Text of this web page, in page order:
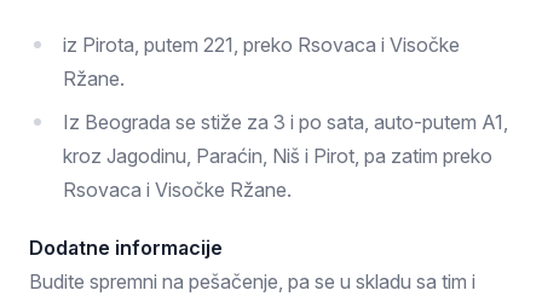
iz Pirota, putem 221, preko Rsovaca i Visočke
Ržane.
Iz Beograda se stiže za 3 i po sata, auto-putem A1,
kroz Jagodinu, Paraćin, Niš i Pirot, pa zatim preko
Rsovaca i Visočke Ržane.
Dodatne informacije
Budite spremni na pešačenje, pa se u skladu sa tim i